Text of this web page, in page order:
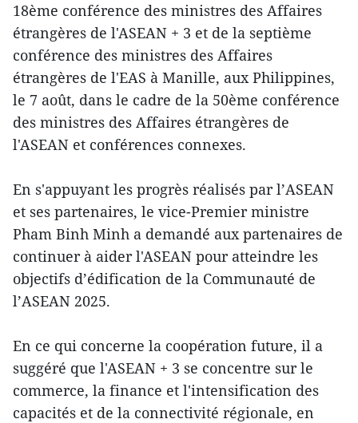
18ème conférence des ministres des Affaires
étrangères de l'ASEAN + 3 et de la septième
conférence des ministres des Affaires
étrangères de l'EAS à Manille, aux Philippines,
le 7 août, dans le cadre de la 50ème conférence
des ministres des Affaires étrangères de
l'ASEAN et conférences connexes.
En s'appuyant les progrès réalisés par l’ASEAN
et ses partenaires, le vice-Premier ministre
Pham Binh Minh a demandé aux partenaires de
continuer à aider l'ASEAN ​pour atteindre les
objectifs d’édification de la Communauté de
l’ASEAN 2025.
En ce qui concerne la coopération future, il a
suggéré que l'ASEAN + 3 se concentre sur le
commerce, l​a finance et l'intensification des
capacités et de la connectivité régionale, en